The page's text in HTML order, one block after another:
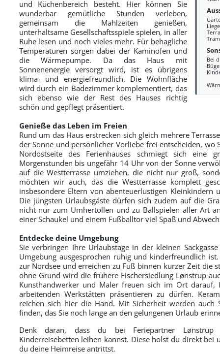
Bei
und Küchenbereich besteht. Hier können Sie
wunderbar gemütliche Stunden verleben,
gemeinsam die Mahlzeiten genießen,
unterhaltsame Gesellschaftsspiele spielen, in aller
Ruhe lesen und noch vieles mehr. Für behagliche
Temperaturen sorgen dabei der Kaminofen und
die Wärmepumpe. Da das Haus mit
Sonnenenergie versorgt wird, ist es übrigens
klima- und energiefreundlich. Die Wohnfläche
wird durch ein Badezimmer komplementiert, das
sich ebenso wie der Rest des Hauses richtig
schön und gepflegt präsentiert.
Genieße das Leben im Freien
Rund um das Haus erstrecken sich gleich mehrere
der Sonne und persönlicher Vorliebe frei entscheiden, wo
Nordostseite des Ferienhauses schmiegt sich eine
Morgenstunden bis ungefähr 14 Uhr von der Sonne
auf die Westterrasse umziehen, die nicht nur groß,
möchten wir auch, das die Westterrasse komplett
insbesondere Eltern von abenteuerlustigen Kleinkindern
Die jüngsten Urlaubsgäste dürfen sich zudem auf die
nicht nur zum Umhertollen und zu Ballspielen aller Art
einer Schaukel und einem Fußballtor viel Spaß und
Entdecke deine Umgebung
Sie verbringen Ihre Urlaubstage in der kleinen
Umgebung ausgesprochen ruhig und kinderfreundlich
zur Nordsee und erreichen zu Fuß binnen kurzer Zeit die
ohne Grund wird die frühere Fischersiedlung Lønstrup
Kunsthandwerker und Maler freuen sich im Ort
arbeitenden Werkstätten präsentieren zu dürfen.
reichen sich hier die Hand. Mit Sicherheit werden
finden, das Sie noch lange an den gelungenen Urlaub
Denk daran, dass du bei Feriepartner Lønstrup
Kinderreisebetten leihen kannst. Diese holst du direkt
du deine Heimreise antrittst.